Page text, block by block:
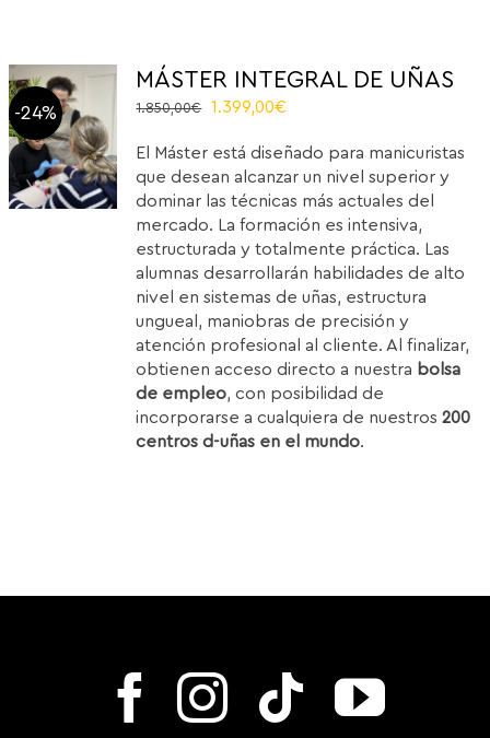
-24%
MÁSTER INTEGRAL DE UÑAS
1.850,00€
El
original
era:
1.850,00€.
1.399,00€
actual
es:
1.399,00€.
El Máster está diseñado para manicuristas
que desean alcanzar un nivel superior y
dominar las técnicas más actuales del
mercado. La formación es intensiva,
estructurada y totalmente práctica. Las
alumnas desarrollarán habilidades de alto
nivel en sistemas de uñas, estructura
ungueal, maniobras de precisión y
atención profesional al cliente. Al finalizar,
obtienen acceso directo a nuestra bolsa
de empleo, con posibilidad de
incorporarse a cualquiera de nuestros200
centros d-uñas en el mundo.